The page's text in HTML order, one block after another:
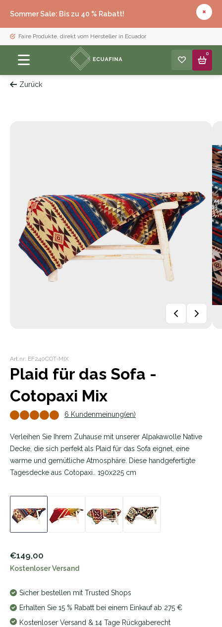
Sommer Sale: Bis zu 40 % Rabatt!
Faire Produkte, direkt vom Hersteller in Ecuador
0
Zurück
Art.nr: EF240COT-MIX
Plaid für das Sofa -
Cotopaxi Mix
6 Kundenmeinung(en)
Verleihen Sie Ihrem Zuhause mit unserer Alpakawolle Native
Decke, die sich perfekt als Plaid für das Sofa eignet, eine
warme und gemütliche Atmosphäre. Diese handgefertigte
Tagesdecke aus Cotopaxi.. 190x225 cm
€149,00
Kostenloser Versand
Sicher bestellen mit Trusted Shops
Erhalten Sie 15 % Rabatt bei einem Einkauf ab 275 €
Kostenloser Versand & 14 Tage Rückgaberecht